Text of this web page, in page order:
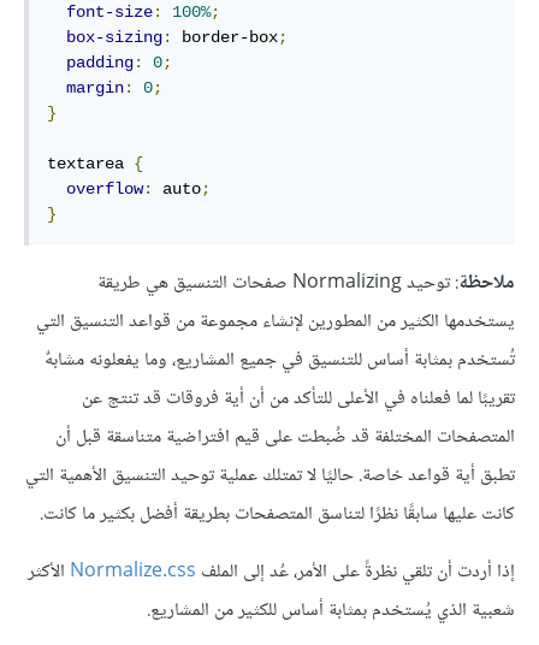
font-size: 100%;
box-sizing: border-box;
padding: 0;
margin: 0;
}
textarea {
overflow: auto;
}
ملاحظة
: توحيد Normalizing صفحات التنسيق هي طريقة
يستخدمها الكثير من المطورين لإنشاء مجموعة من قواعد التنسيق التي
تُستخدم بمثابة أساس للتنسيق في جميع المشاريع، وما يفعلونه مشابهٌ
تقريبًا لما فعلناه في الأعلى للتأكد من أن أية فروقات قد تنتج عن
المتصفحات المختلفة قد ضُبطت على قيم افتراضية متناسقة قبل أن
تطبق أية قواعد خاصة. حاليًا لا تمتلك عملية توحيد التنسيق الأهمية التي
كانت عليها سابقًا نظرًا لتناسق المتصفحات بطريقة أفضل بكثير ما كانت.
إذا أردت أن تلقي نظرةً على الأمر، عُد إلى الملف Normalize.css الأكثر
شعبية الذي يُستخدم بمثابة أساس للكثير من المشاريع.